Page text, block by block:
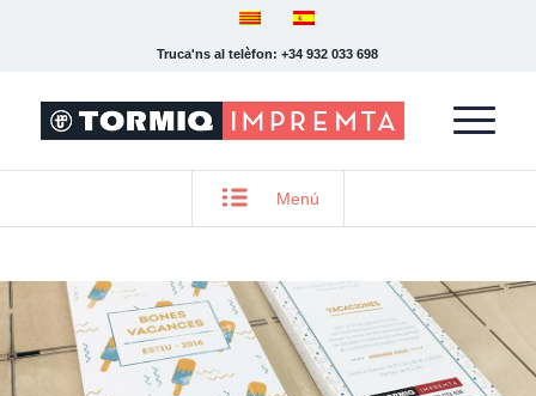
Truca'ns al telèfon: +34 932 033 698
Menú